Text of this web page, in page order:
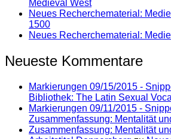
Medieval West
Neues Recherchematerial:
1500
Neues Recherchematerial:
Neueste Kommentare
Markierungen 09/15/2015 -
Bibliothek: The Latin Sexual
Markierungen 09/11/2015 -
Zusammenfassung: Mentalität
Zusammenfassung: Mentalität